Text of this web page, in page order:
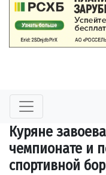
Куряне
чемпионате и
спортивной